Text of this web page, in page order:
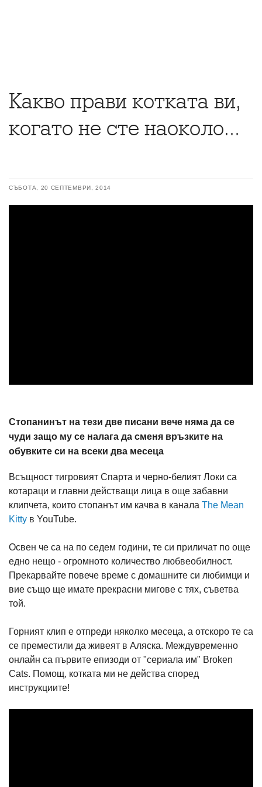
Какво прави котката ви,
когато не сте наоколо...
СЪБОТА, 20 СЕПТЕМВРИ, 2014
Стопанинът на тези две писани вече няма да се
чуди защо му се налага да сменя връзките на
обувките си на всеки два месеца
Всъщност тигровият Спарта и черно-белият Локи са
котараци и главни действащи лица в още забавни
клипчета, които стопанът им качва в канала The Mean
Kitty в YouTube.
Освен че са на по седем години, те си приличат по още
едно нещо - огромното количество любвеобилност.
Прекарвайте повече време с домашните си любимци и
вие също ще имате прекрасни мигове с тях, съветва
той.
Горният клип е отпреди няколко месеца, а отскоро те са
се преместили да живеят в Аляска. Междувременно
онлайн са първите епизоди от "сериала им" Broken
Cats. Помощ, котката ми не действа според
инструкциите!